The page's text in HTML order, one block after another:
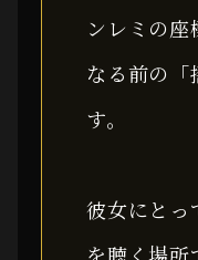
ンレミの
なる前の
す。
彼女にとっ